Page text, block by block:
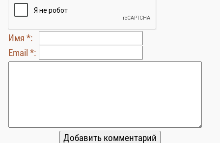
Имя *:
Email *: